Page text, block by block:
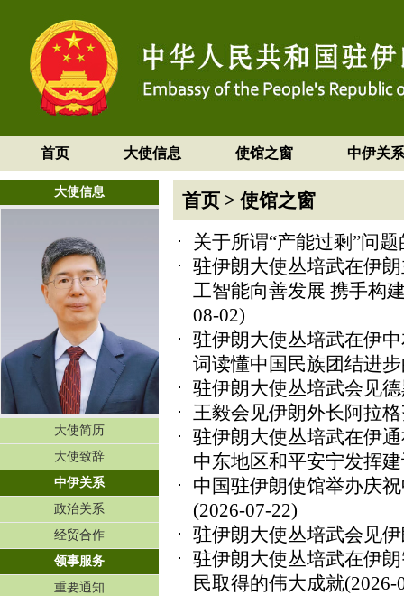
首页 大使信息 使馆之窗 中伊关系
大使信息
大使简历
大使致辞
中伊关系
政治关系
经贸合作
领事服务
重要通知
首页 > 使馆之窗
关于所谓“产能过剩”问
驻伊朗大使丛培武在伊
工智能向善发展 携手构
08-02)
驻伊朗大使丛培武在伊
词读懂中国民族团结进
驻伊朗大使丛培武会见
王毅会见伊朗外长阿拉
驻伊朗大使丛培武在伊
中东地区和平安宁发挥
中国驻伊朗使馆举办庆
(2026-07-22)
驻伊朗大使丛培武会见
驻伊朗大使丛培武在伊
民取得的伟大成就(2026-